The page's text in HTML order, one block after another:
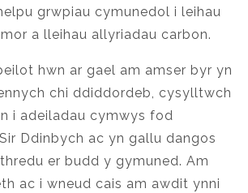
grwpiau cymunedol i leihau
a lleihau allyriadau carbon.
hwn ar gael am amser byr yn
chi ddiddordeb, cysylltwch
i adeiladau cymwys fod
Ddinbych ac yn gallu dangos
er budd y gymuned. Am
ac i wneud cais am awdit ynni